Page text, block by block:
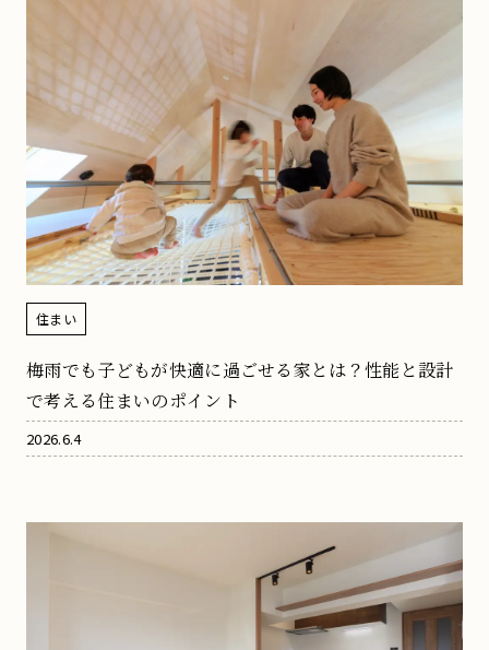
住まい
梅雨でも子どもが快適に過ごせる家とは？性能と設計
で考える住まいのポイント
2026.6.4